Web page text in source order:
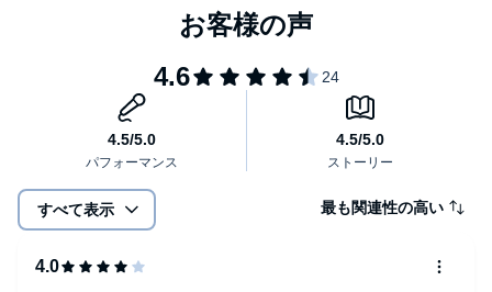
すべて表示 最も関連性の高い